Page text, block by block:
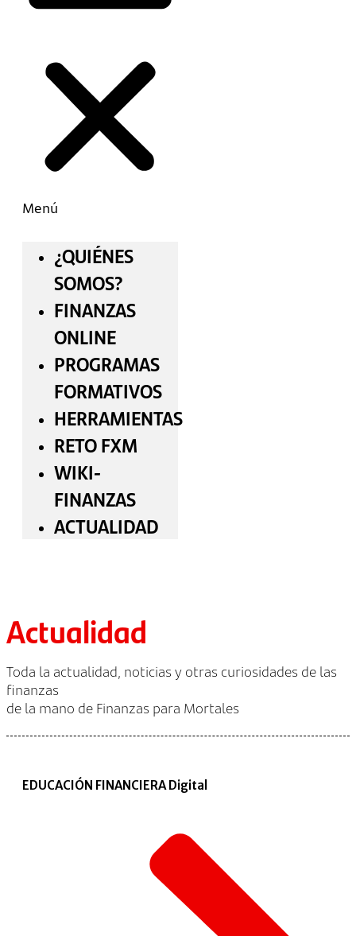
Menú
¿QUIÉNES
SOMOS?
FINANZAS
ONLINE
PROGRAMAS
FORMATIVOS
HERRAMIENTAS
RETO FXM
WIKI-
FINANZAS
ACTUALIDAD
Actualidad
Toda la actualidad, noticias y otras curiosidades de las
finanzas
de la mano de Finanzas para Mortales
EDUCACIÓN FINANCIERA Digital